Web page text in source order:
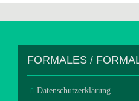
FORMALES /
Datenschutzerklärung